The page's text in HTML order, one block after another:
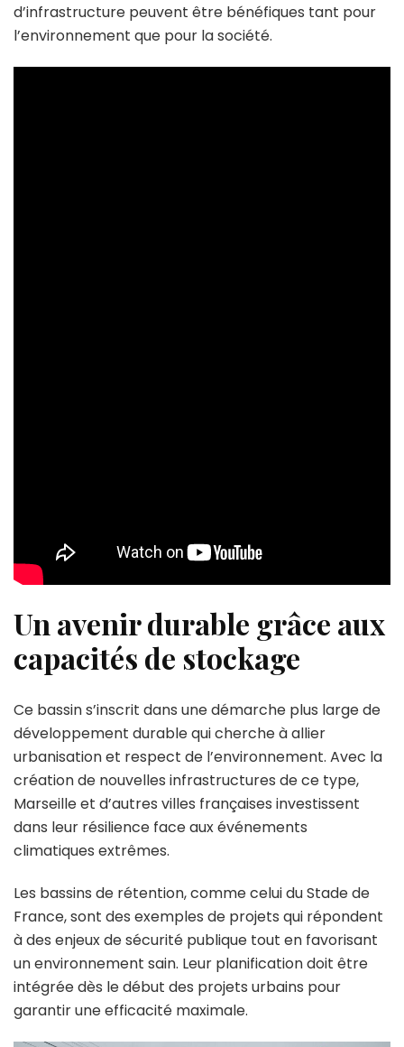
d’infrastructure peuvent être bénéfiques tant pour
l’environnement que pour la société.
Un avenir durable grâce aux
capacités de stockage
Ce bassin s’inscrit dans une démarche plus large de
développement durable qui cherche à allier
urbanisation et respect de l’environnement. Avec la
création de nouvelles infrastructures de ce type,
Marseille et d’autres villes françaises investissent
dans leur résilience face aux événements
climatiques extrêmes.
Les bassins de rétention, comme celui du Stade de
France, sont des exemples de projets qui répondent
à des enjeux de sécurité publique tout en favorisant
un environnement sain. Leur planification doit être
intégrée dès le début des projets urbains pour
garantir une efficacité maximale.